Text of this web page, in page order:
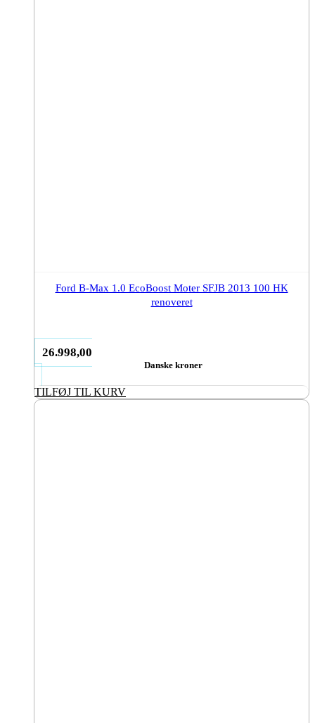
Ford B-Max 1.0 EcoBoost Moter SFJB 2013 100 HK
renoveret
26.998,00
Danske kroner
TILFØJ TIL KURV